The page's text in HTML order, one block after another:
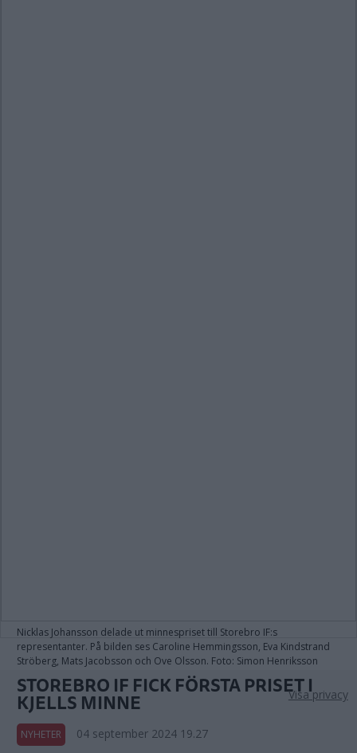
Nicklas Johansson delade ut minnespriset till Storebro IF:s
representanter. På bilden ses Caroline Hemmingsson, Eva Kindstrand
Ströberg, Mats Jacobsson och Ove Olsson. Foto: Simon Henriksson
STOREBRO IF FICK FÖRSTA PRISET I
KJELLS MINNE
NYHETER 04 september 2024 19.27
Visa privacy